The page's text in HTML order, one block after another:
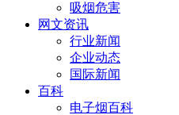
吸烟危害
网文资讯
行业新闻
企业动态
国际新闻
百科
电子烟百科